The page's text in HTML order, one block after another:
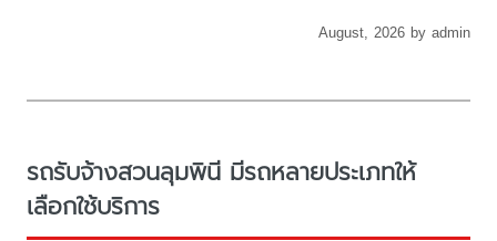
August, 2026 by admin
รถรับจ้างสวนลุมพินี มีรถหลายประเภทให้
เลือกใช้บริการ